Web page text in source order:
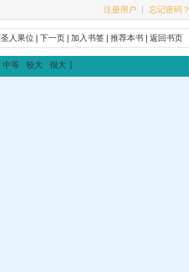
注册用户 ┊ 忘记密码？
人果位 |下一页 |加入书签 |推荐本书 |返回书页
中等 较大 很大 ]